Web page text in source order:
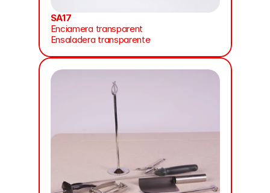
SA17
Enciamera transparent
Ensaladera transparente